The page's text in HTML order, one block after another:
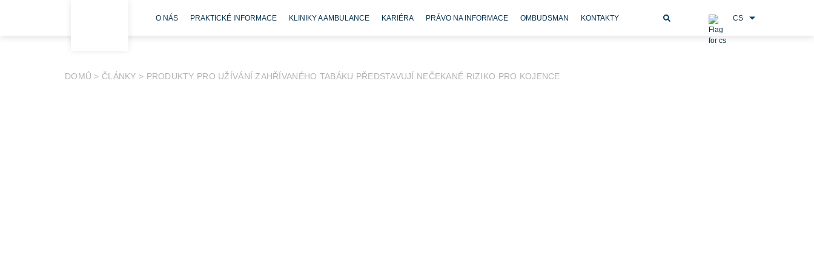
O NÁS PRAKTICKÉ INFORMACE KLINIKY A AMBULANCE KARIÉRA PRÁVO NA INFORMACE OMBUDSMAN KONTAKTY CS
DOMŮ > ČLÁNKY > PRODUKTY PRO UŽÍVÁNÍ ZAHŘÍVANÉHO TABÁKU PŘEDSTAVUJÍ NEČEKANÉ RIZIKO PRO KOJENCE